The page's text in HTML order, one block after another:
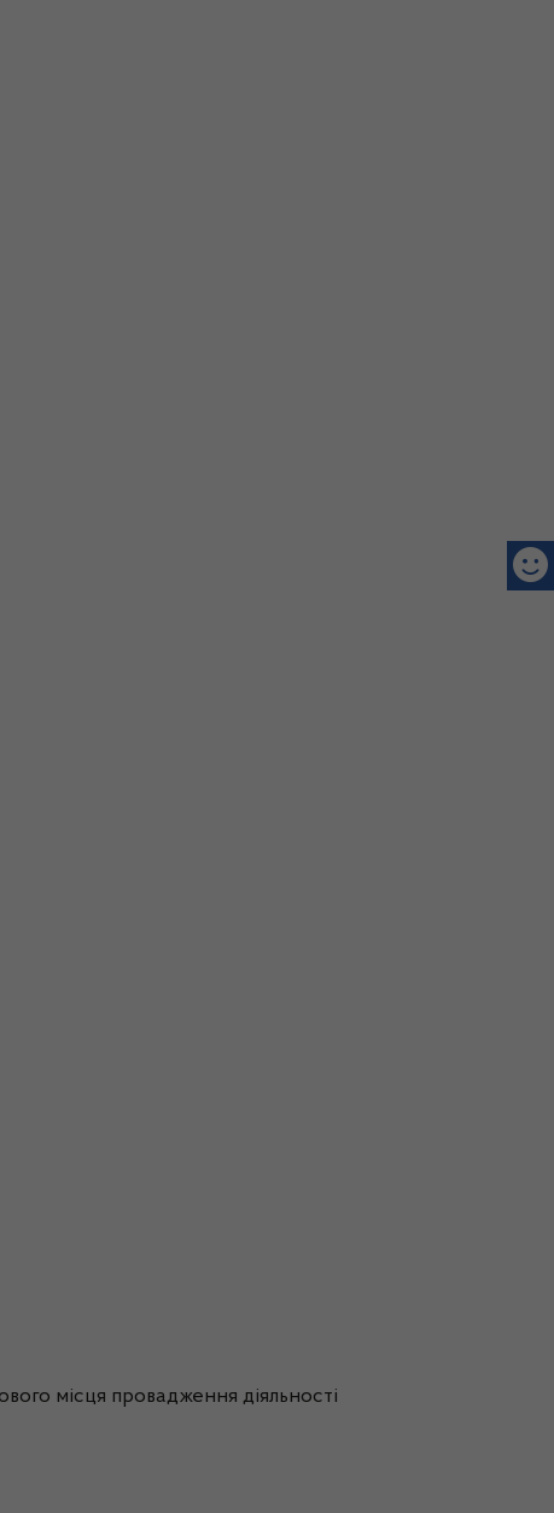
місця провадження діяльності